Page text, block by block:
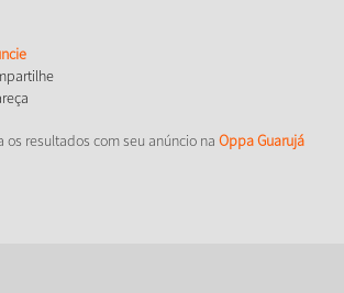
os resultados com seu anúncio na Oppa Guarujá